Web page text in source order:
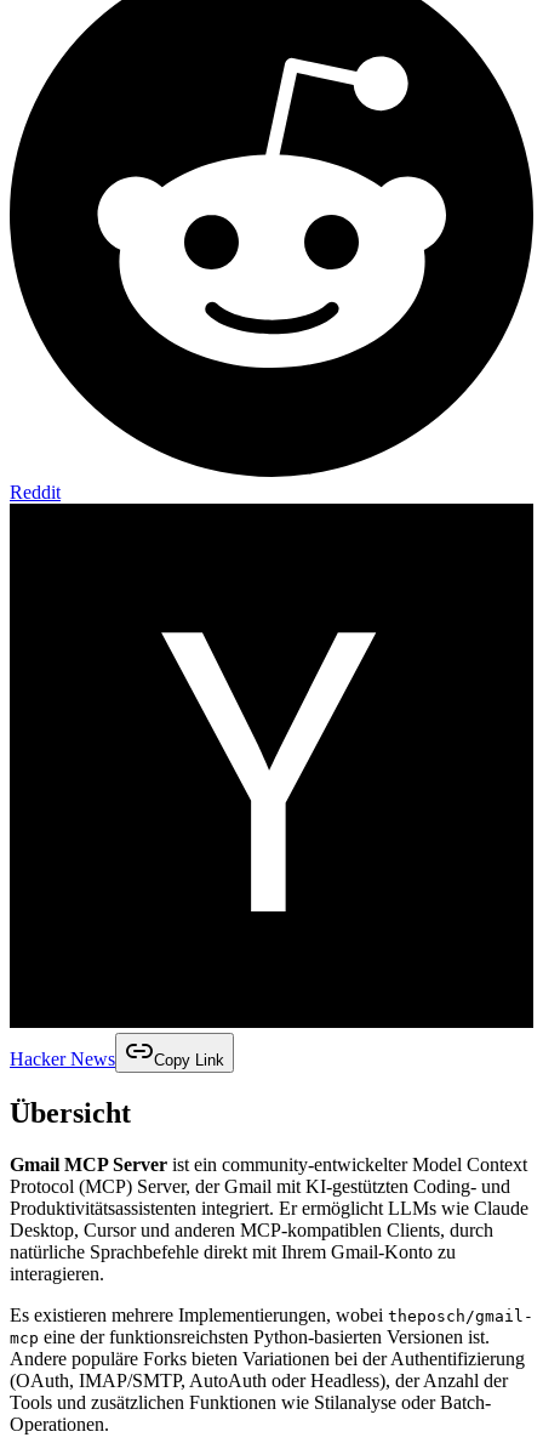
Reddit
Hacker News Copy Link
Übersicht
Gmail MCP Server ist ein community-entwickelter Model Context
Protocol (MCP) Server, der Gmail mit KI-gestützten Coding- und
Produktivitätsassistenten integriert. Er ermöglicht LLMs wie Claude
Desktop, Cursor und anderen MCP-kompatiblen Clients, durch
natürliche Sprachbefehle direkt mit Ihrem Gmail-Konto zu
interagieren.
Es existieren mehrere Implementierungen, wobei theposch/gmail-
mcp eine der funktionsreichsten Python-basierten Versionen ist.
Andere populäre Forks bieten Variationen bei der Authentifizierung
(OAuth, IMAP/SMTP, AutoAuth oder Headless), der Anzahl der
Tools und zusätzlichen Funktionen wie Stilanalyse oder Batch-
Operationen.